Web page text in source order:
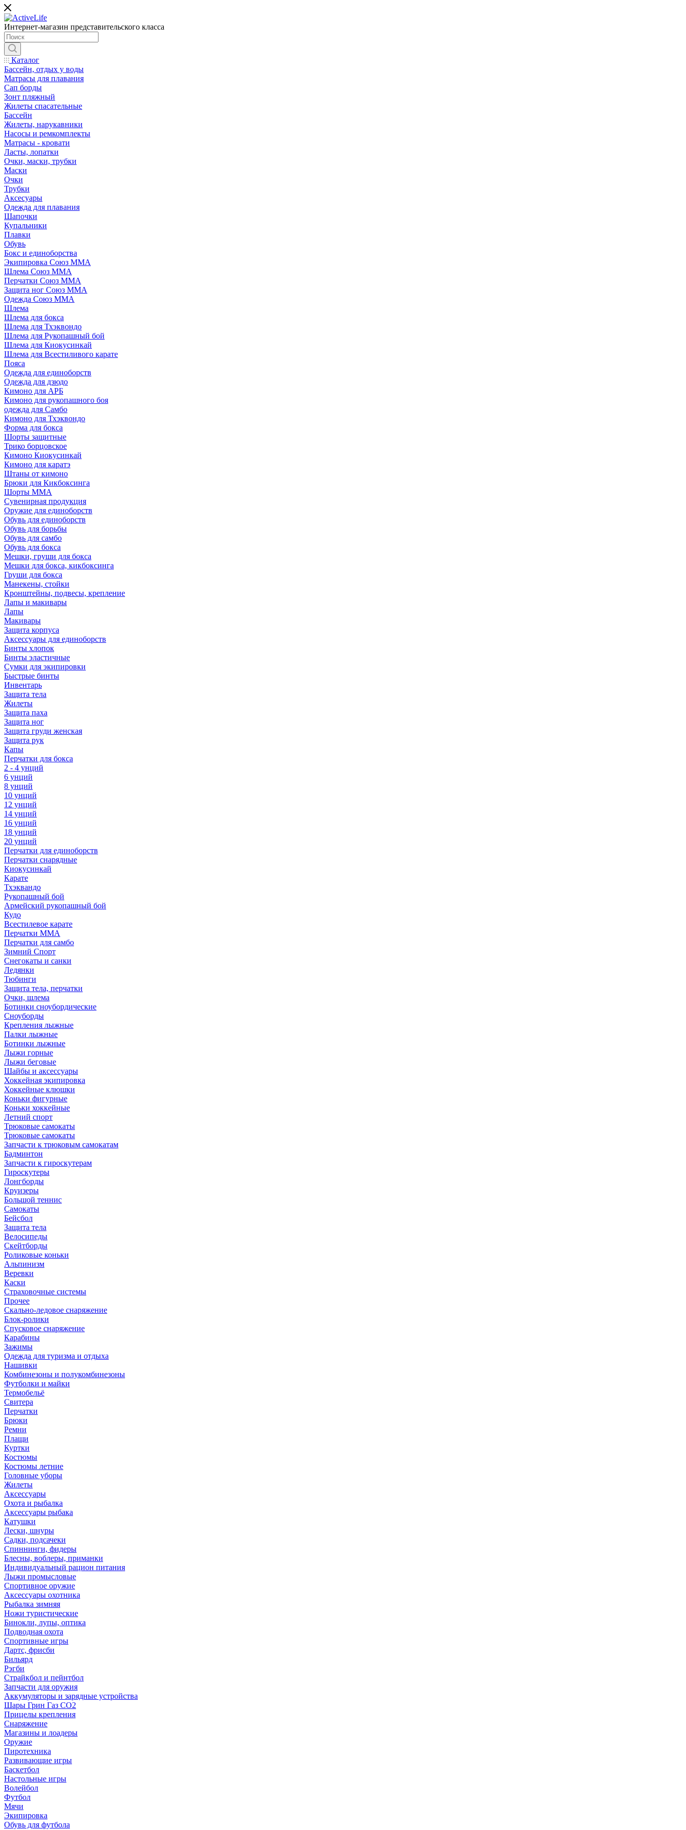
Интернет-магазин представительского класса
Каталог
Бассейн, отдых у воды
Матрасы для плавания
Сап борды
Зонт пляжный
Жилеты спасательные
Бассейн
Жилеты, нарукавники
Насосы и ремкомплекты
Матрасы - кровати
Ласты, лопатки
Очки, маски, трубки
Маски
Очки
Трубки
Аксесуары
Одежда для плавания
Шапочки
Купальники
Плавки
Обувь
Бокс и единоборства
Экипировка Союз ММА
Шлема Союз ММА
Перчатки Союз ММА
Защита ног Союз ММА
Одежда Союз ММА
Шлема
Шлема для бокса
Шлема для Тхэквондо
Шлема для Рукопашный бой
Шлема для Киокусинкай
Шлема для Всестиливого карате
Пояса
Одежда для единоборств
Одежда для дзюдо
Кимоно для АРБ
Кимоно для рукопашного боя
одежда для Самбо
Кимоно для Тхэквондо
Форма для бокса
Шорты защитные
Трико борцовское
Кимоно Киокусинкай
Кимоно для каратэ
Штаны от кимоно
Брюки для Кикбоксинга
Шорты ММА
Сувенирная продукция
Оружие для единоборств
Обувь для единоборств
Обувь для борьбы
Обувь для самбо
Обувь для бокса
Мешки, груши для бокса
Мешки для бокса, кикбоксинга
Груши для бокса
Манекены, стойки
Кронштейны, подвесы, крепление
Лапы и макивары
Лапы
Макивары
Защита корпуса
Аксессуары для единоборств
Бинты хлопок
Бинты эластичные
Сумки для экипировки
Быстрые бинты
Инвентарь
Защита тела
Жилеты
Защита паха
Защита ног
Защита груди женская
Защита рук
Капы
Перчатки для бокса
2 - 4 унций
6 унций
8 унций
10 унций
12 унций
14 унций
16 унций
18 унций
20 унций
Перчатки для единоборств
Перчатки снарядные
Киокусинкай
Карате
Тхэквандо
Рукопашный бой
Армейский рукопашный бой
Кудо
Всестилевое карате
Перчатки MMA
Перчатки для самбо
Зимний Спорт
Снегокаты и санки
Ледянки
Тюбинги
Защита тела, перчатки
Очки, шлема
Ботинки сноубордические
Сноуборды
Крепления лыжные
Палки лыжные
Ботинки лыжные
Лыжи горные
Лыжи беговые
Шайбы и аксессуары
Хоккейная экипировка
Хоккейные клюшки
Коньки фигурные
Коньки хоккейные
Летний спорт
Трюковые самокаты
Трюковые самокаты
Запчасти к трюковым самокатам
Бадминтон
Запчасти к гироскутерам
Гироскутеры
Лонгборды
Круизеры
Большой теннис
Самокаты
Бейсбол
Защита тела
Велосипеды
Скейтборды
Роликовые коньки
Альпинизм
Веревки
Каски
Страховочные системы
Прочее
Скально-ледовое снаряжение
Блок-ролики
Спусковое снаряжение
Карабины
Зажимы
Одежда для туризма и отдыха
Нашивки
Комбинезоны и полукомбинезоны
Футболки и майки
Термобельё
Свитера
Перчатки
Брюки
Ремни
Плащи
Куртки
Костюмы
Костюмы летние
Головные уборы
Жилеты
Аксессуары
Охота и рыбалка
Аксессуары рыбака
Катушки
Лески, шнуры
Садки, подсачеки
Спиннинги, фидеры
Блесны, воблеры, приманки
Индивидуальный рацион питания
Лыжи промысловые
Спортивное оружие
Аксессуары охотника
Рыбалка зимняя
Ножи туристические
Бинокли, лупы, оптика
Подводная охота
Спортивные игры
Дартс, фрисби
Бильярд
Рэгби
Страйкбол и пейнтбол
Запчасти для оружия
Аккумуляторы и зарядные устройства
Шары Грин Газ СО2
Прицелы крепления
Снаряжение
Магазины и лоадеры
Оружие
Пиротехника
Развивающие игры
Баскетбол
Настольные игры
Волейбол
Футбол
Мячи
Экипировка
Обувь для футбола